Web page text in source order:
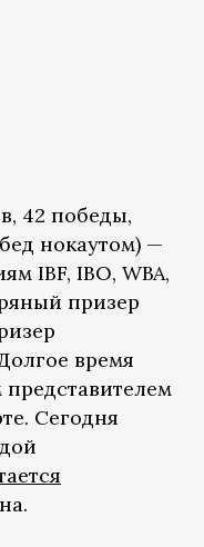
42 победы,
нокаутом) —
IBF, IBO, WBA,
призер
время
Сегодня